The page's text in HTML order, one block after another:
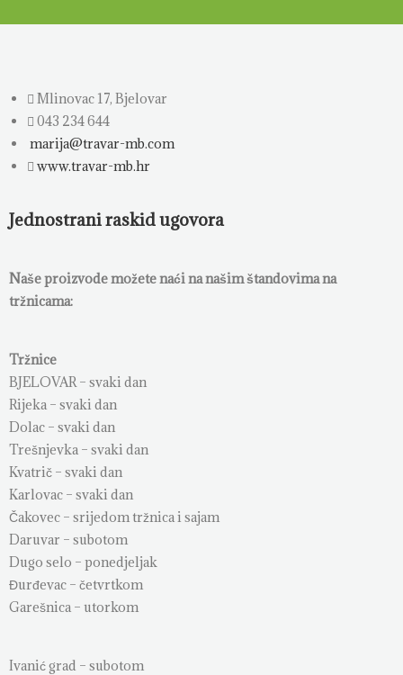
Mlinovac 17, Bjelovar
043 234 644
marija@travar-mb.com
www.travar-mb.hr
Jednostrani raskid ugovora
Naše proizvode možete naći na našim štandovima na
tržnicama:
Tržnice
BJELOVAR – svaki dan
Rijeka – svaki dan
Dolac – svaki dan
Trešnjevka – svaki dan
Kvatrič – svaki dan
Karlovac – svaki dan
Čakovec – srijedom tržnica i sajam
Daruvar – subotom
Dugo selo – ponedjeljak
Đurđevac – četvrtkom
Garešnica – utorkom
Ivanić grad – subotom